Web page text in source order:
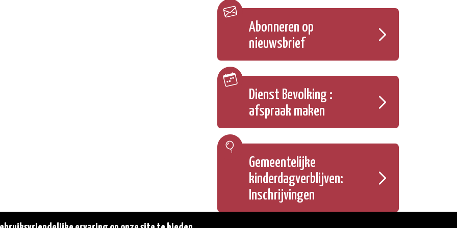
Abonneren op
nieuwsbrief
Dienst Bevolking :
afspraak maken
Gemeentelijke
kinderdagverblijven:
Inschrijvingen